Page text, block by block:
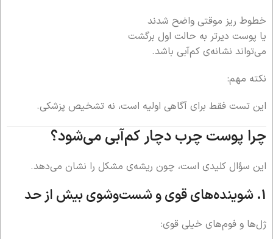
خطوط ریز موقتی واضح شدند
یا پوست دیرتر به حالت اول برگشت
می‌تواند نشانه‌ی کم‌آبی باشد.
نکته مهم:
این تست فقط برای آگاهی اولیه است، نه تشخیص پزشکی.
چرا پوست چرب دچار کم‌آبی می‌شود؟
این سؤال کلیدی است، چون ریشه‌ی مشکل را نشان می‌دهد.
1. شوینده‌های قوی و شست‌وشوی بیش از حد
ژل‌ها و فوم‌های خیلی قوی: